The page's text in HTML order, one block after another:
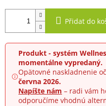
Přidat do
Produkt - systém
momentálne vypredaný.
Opätovné naskladnenie
června 2026.
Napíšte nám – radi vám
odporučíme vhodnú